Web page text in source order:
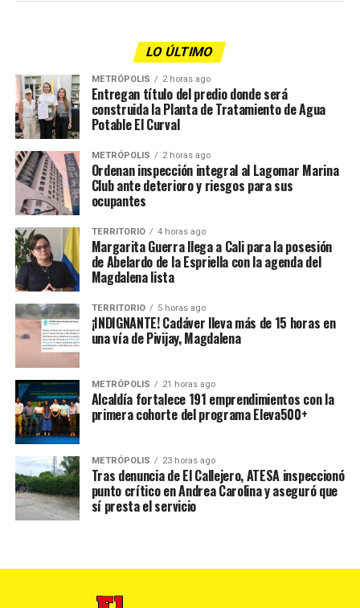
LO ÚLTIMO
METRÓPOLIS 2 horas ago
Entregan título del predio donde será
construida la Planta de Tratamiento de Agua
Potable El Curval
METRÓPOLIS 2 horas ago
Ordenan inspección integral al Lagomar Marina
Club ante deterioro y riesgos para sus
ocupantes
TERRITORIO 4 horas ago
Margarita Guerra llega a Cali para la posesión
de Abelardo de la Espriella con la agenda del
Magdalena lista
TERRITORIO 5 horas ago
¡INDIGNANTE! Cadáver lleva más de 15 horas en
una vía de Pivijay, Magdalena
METRÓPOLIS 21 horas ago
Alcaldía fortalece 191 emprendimientos con la
primera cohorte del programa Eleva500+
METRÓPOLIS 23 horas ago
Tras denuncia de El Callejero, ATESA inspeccionó
punto crítico en Andrea Carolina y aseguró que
sí presta el servicio